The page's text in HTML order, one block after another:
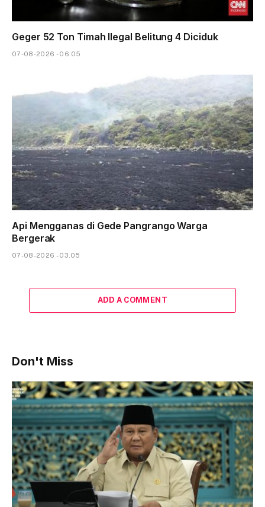
Geger 52 Ton Timah Ilegal Belitung 4 Diciduk
07-08-2026 - 06.05
Api Mengganas di Gede Pangrango Warga
Bergerak
07-08-2026 - 03.05
ADD A COMMENT
Don't Miss